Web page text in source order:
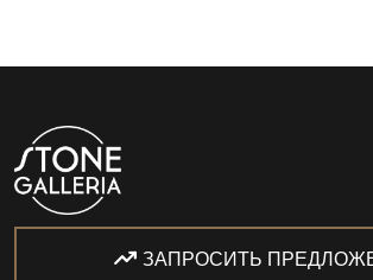
ЗАПРОСИТЬ